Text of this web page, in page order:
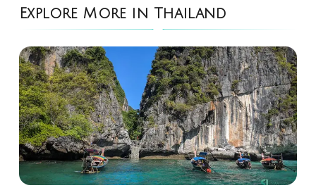
Explore More in Thailand